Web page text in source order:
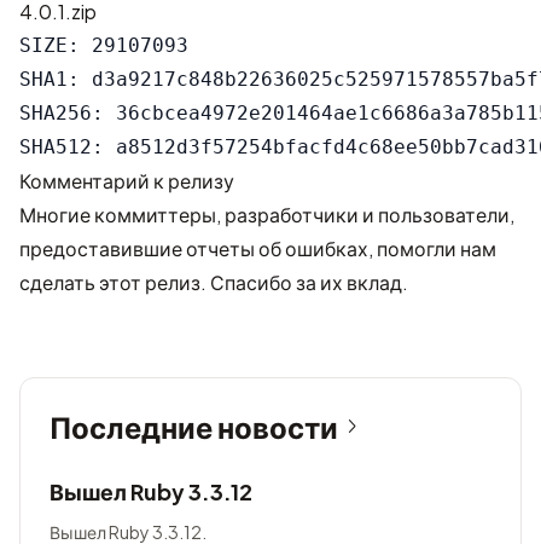
4.0.1.zip
SIZE: 29107093
SHA1:
SHA256:
Комментарий к релизу
Многие коммиттеры, разработчики и пользователи,
предоставившие отчеты об ошибках, помогли нам
сделать этот релиз. Спасибо за их вклад.
Последние новости
Вышел Ruby 3.3.12
Вышел Ruby 3.3.12.